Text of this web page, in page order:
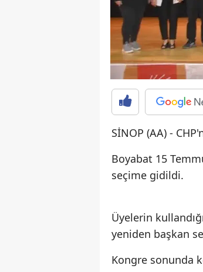
SİNOP (AA) -
Boyabat 15
seçime gidildi.
Üyelerin
yeniden başkan
Kongre sonunda